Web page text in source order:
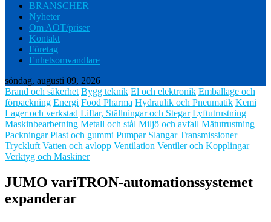
BRANSCHER
Nyheter
Om AOT/priser
Kontakt
Företag
Enhetsomvandlare
söndag, augusti 09, 2026
Brand och säkerhet Bygg teknik El och elektronik Emballage och
förpackning Energi Food Pharma Hydraulik och Pneumatik Kemi
Lager och verkstad Liftar, Ställningar och Stegar Lyftutrustning
Maskinbearbetning Metall och stål Miljö och avfall Mätutrustning
Packningar Plast och gummi Pumpar Slangar Transmissioner
Tryckluft Vatten och avlopp Ventilation Ventiler och Kopplingar
Verktyg och Maskiner
JUMO variTRON-automationssystemet
expanderar